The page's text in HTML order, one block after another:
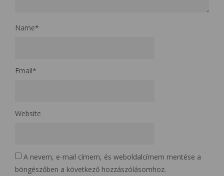
Name*
Email*
Website
A nevem, e-mail címem, és weboldalcímem mentése a
böngészőben a következő hozzászólásomhoz.